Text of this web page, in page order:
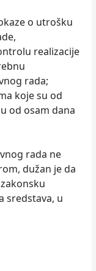
o utrošku
realizacije
rada;
koje su od
od osam dana
rada ne
dužan je da
sredstava, u